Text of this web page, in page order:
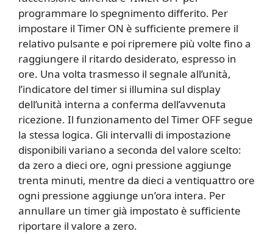
programmare lo spegnimento differito. Per
impostare il Timer ON è sufficiente premere il
relativo pulsante e poi ripremere più volte fino a
raggiungere il ritardo desiderato, espresso in
ore. Una volta trasmesso il segnale all’unità,
l’indicatore del timer si illumina sul display
dell’unità interna a conferma dell’avvenuta
ricezione. Il funzionamento del Timer OFF segue
la stessa logica. Gli intervalli di impostazione
disponibili variano a seconda del valore scelto:
da zero a dieci ore, ogni pressione aggiunge
trenta minuti, mentre da dieci a ventiquattro ore
ogni pressione aggiunge un’ora intera. Per
annullare un timer già impostato è sufficiente
riportare il valore a zero.